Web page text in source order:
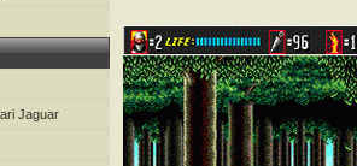
Jaguar